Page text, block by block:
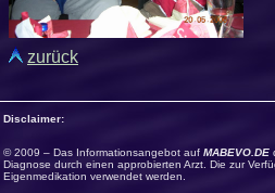
zurück
Disclaimer:
© 2009 – Das Informationsangebot auf MABEVO.DE
Diagnose durch einen approbierten Arzt. Die zur
Eigenmedikation verwendet werden.